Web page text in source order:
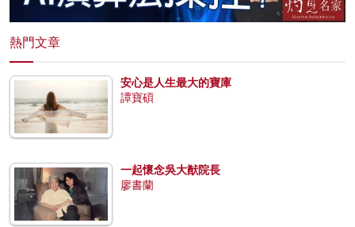
熱門文章
安心是人生最大的寶庫
譚寶碩
一起懷念吳大猷院長
廖書蘭